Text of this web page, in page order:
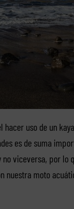
uso de un
es de suma
viceversa, por lo
nuestra moto